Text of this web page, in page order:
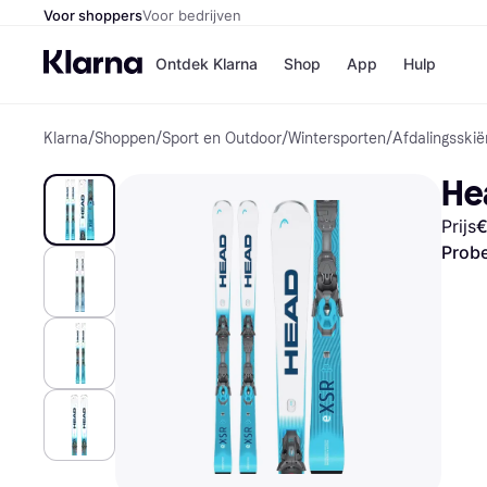
Voor shoppersVoor bedrijven
Ontdek Klarna Shop
Winkels
Bol
H&M
App Hulp
Klarna/Shoppen/Sport en Outdoor/Wintersporten/
Prijs